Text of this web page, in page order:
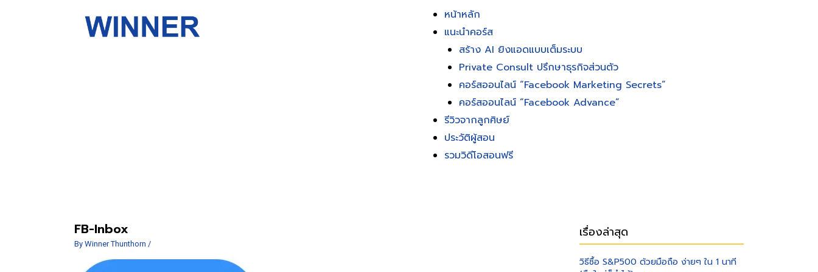
หน้าหลัก
แนะนำคอร์ส
สร้าง AI ยิงแอดแบบเต็มระบบ
Private Consult ปรึกษาธุรกิจส่วนตัว
คอร์สออนไลน์ “Facebook Marketing Secrets”
คอร์สออนไลน์ “Facebook Advance”
รีวิวจากลูกศิษย์
ประวัติผู้สอน
รวมวิดีโอสอนฟรี
FB-Inbox
By Winner Thunthorn /
เรื่องล่าสุด
วิธีซื้อ S&P500 ด้วยมือถือ ง่ายๆ ใน 1 นาที